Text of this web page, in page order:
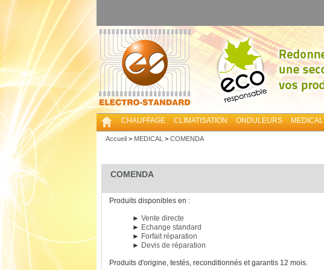
CHAUFFAGE CLIMATISATION ONDULEURS MEDICAL
Accueil > MEDICAL > COMENDA
COMENDA
Produits disponibles en :
► Vente directe
► Echange standard
► Forfait réparation
► Devis de réparation
Produits d'origine, testés, reconditionnés et garantis 12 mois.